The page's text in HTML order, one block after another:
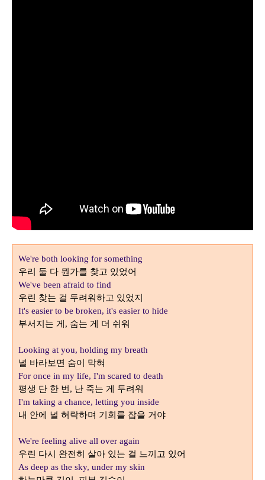
We're both looking for something
우리 둘 다 뭔가를 찾고 있었어
We've been afraid to find
우린 찾는 걸 두려워하고 있었지
It's easier to be broken, it's easier to hide
부서지는 게, 숨는 게 더 쉬워
Looking at you, holding my breath
널 바라보면 숨이 막혀
For once in my life, I'm scared to death
평생 단 한 번, 난 죽는 게 두려워
I'm taking a chance, letting you inside
내 안에 널 허락하며 기회를 잡을 거야
We're feeling alive all over again
우린 다시 완전히 살아 있는 걸 느끼고 있어
As deep as the sky, under my skin